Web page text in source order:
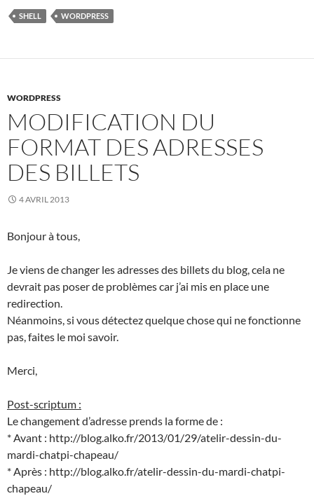
SHELL WORDPRESS
WORDPRESS
MODIFICATION DU
FORMAT DES ADRESSES
DES BILLETS
4 AVRIL 2013
Bonjour à tous,
Je viens de changer les adresses des billets du blog, cela ne
devrait pas poser de problèmes car j’ai mis en place une
redirection.
Néanmoins, si vous détectez quelque chose qui ne fonctionne
pas, faites le moi savoir.
Merci,
Post-scriptum :
Le changement d’adresse prends la forme de :
* Avant : http://blog.alko.fr/2013/01/29/atelir-dessin-du-
mardi-chatpi-chapeau/
* Après : http://blog.alko.fr/atelir-dessin-du-mardi-chatpi-
chapeau/